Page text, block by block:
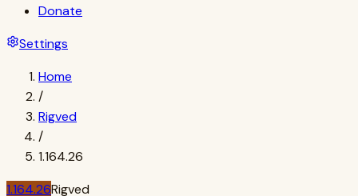
Donate
Settings
Home
/
Rigved
/
1.164.26
1.164.26Rigved